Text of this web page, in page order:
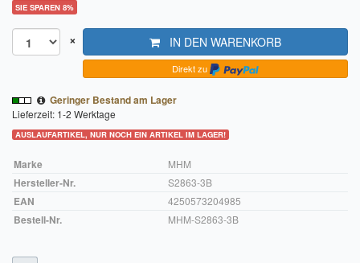
Widerrufsbelehrung für den Verkauf von Waren / Muster-
Widerrufsformular
Widerrufsbelehrung für digitale Waren / Muster-
Widerrufsformular
AGB und Kundeninformationen
Hinweise zur Batterieentsorgung
SIE SPAREN 8%
× IN DEN WARENKORB
Direkt zu
Geringer Bestand am Lager
Lieferzeit: 1-2 Werktage
AUSLAUFARTIKEL, NUR NOCH EIN ARTIKEL IM LAGER!
Marke MHM
Hersteller-Nr. S2863-3B
EAN 4250573204985
Bestell-Nr. MHM-S2863-3B